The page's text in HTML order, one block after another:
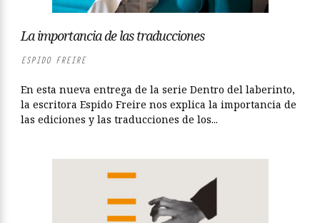
La importancia de las traducciones
ESPIDO FREIRE
En esta nueva entrega de la serie Dentro del laberinto,
la escritora Espido Freire nos explica la importancia de
las ediciones y las traducciones de los...